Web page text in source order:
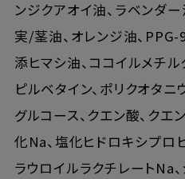
ンジクアオイ油、ラベンダ
実/茎油、オレンジ油、
添ヒマシ油、ココイルメチ
ピルベタイン、ポリクオタニ
グルコース、クエン酸、クエ
化Na、塩化ヒドロキシプロ
ラウロイルラクチレートNa、